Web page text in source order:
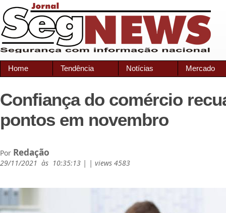
Home Tendência Notícias Mercado
Confiança do comércio
pontos em novembro
Por Redação
29/11/2021 às 10:35:13 | | views 4583